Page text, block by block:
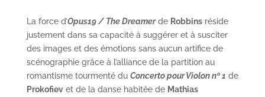
La force d’Opus19 / The Dreamerde Robbinsréside
justement dans sa capacité à suggérer et à susciter
des images et des émotions sans aucun artifice de
scénographie grâce à l’alliance de la partition au
romantisme tourmenté du Concerto pour Violon nº 1 de
Prokofievet de la danse habitée de Mathias